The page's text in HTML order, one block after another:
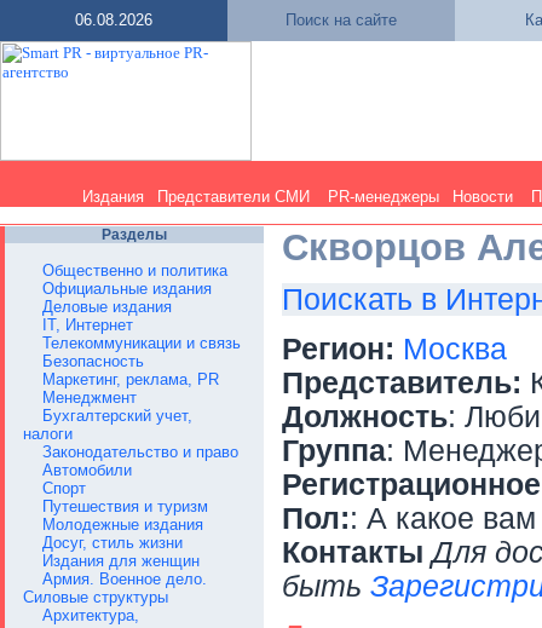
06.08.2026 Поиск на сайте
Издания Представители СМИ PR-менеджеры Новости
Разделы
Общественно и политика
Официальные издания
Деловые издания
IT, Интернет
Телекоммуникации и связь
Безопасность
Маркетинг, реклама, PR
Менеджмент
Бухгалтерский учет,
налоги
Законодательство и право
Автомобили
Спорт
Путешествия и туризм
Молодежные издания
Досуг, стиль жизни
Издания для женщин
Армия. Военное дело.
Силовые структуры
Архитектура,
Скворцов
Поискать в
Регион: Москва
Представитель:
Должность:
Группа:
Пол:: А какое
Контакты Для
быть